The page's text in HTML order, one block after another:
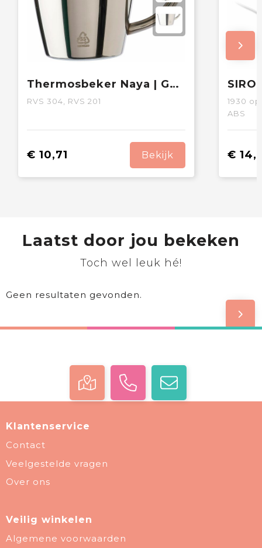
Thermosbeker Naya | Gerecycled | 200 ml | 2 stuks
RVS 304, RVS 201
€ 10,71 Bekijk
1930
ABS
€
Laatst door jou bekeken
Toch wel leuk hé!
Geen resultaten gevonden.
Klantenservice
Contact
Veelgestelde vragen
Over ons
Veilig winkelen
Algemene voorwaarden